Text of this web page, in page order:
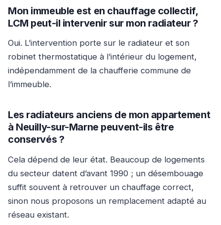
Mon immeuble est en chauffage collectif,
LCM peut-il intervenir sur mon radiateur ?
Oui. L’intervention porte sur le radiateur et son
robinet thermostatique à l’intérieur du logement,
indépendamment de la chaufferie commune de
l’immeuble.
Les radiateurs anciens de mon appartement
à Neuilly-sur-Marne peuvent-ils être
conservés ?
Cela dépend de leur état. Beaucoup de logements
du secteur datent d’avant 1990 ; un désembouage
suffit souvent à retrouver un chauffage correct,
sinon nous proposons un remplacement adapté au
réseau existant.